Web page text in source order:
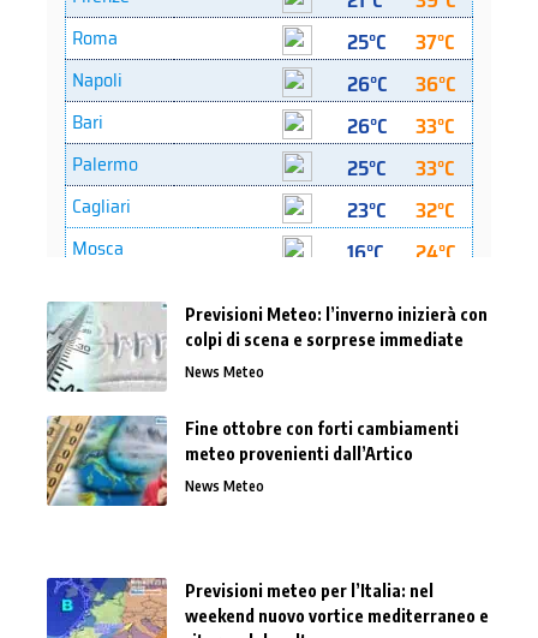
Previsioni Meteo: l’inverno inizierà con
colpi di scena e sorprese immediate
News Meteo
Fine ottobre con forti cambiamenti
meteo provenienti dall’Artico
News Meteo
Previsioni meteo per l’Italia: nel
weekend nuovo vortice mediterraneo e